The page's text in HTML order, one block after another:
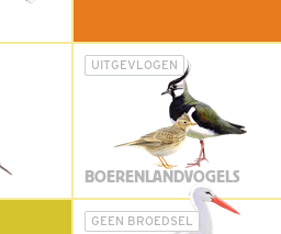
UITGEVLOGEN
BOERENLANDVOGELS
GEEN BROEDSEL